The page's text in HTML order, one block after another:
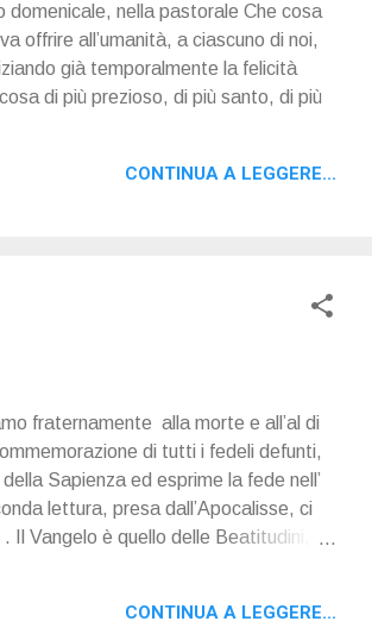
nella pastorale Che cosa
offrire all’umanità, a ciascuno di noi,
già temporalmente la felicità
di più prezioso, di più santo, di più
CONTINUA A LEGGERE...
fraternamente alla morte e all’al di
di tutti i fedeli defunti,
Sapienza ed esprime la fede nell’
lettura, presa dall’Apocalisse, ci
Vangelo è quello delle Beatitudini, e
commemoriamo tutti i fedeli defunti,
CONTINUA A LEGGERE...